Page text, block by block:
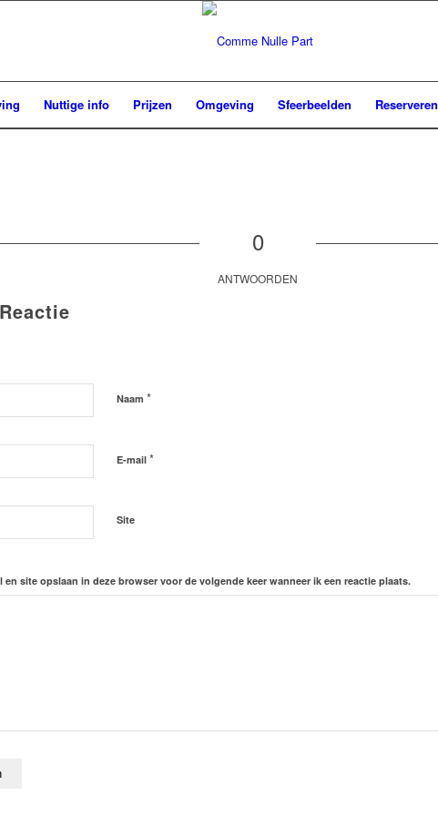
Nuttige info Prijzen Omgeving Sfeerbeelden Reserveren
0
ANTWOORDEN
Naam *
E-mail *
Site
en site opslaan in deze browser voor de volgende keer wanneer ik een reactie plaats.